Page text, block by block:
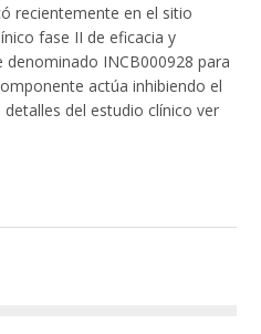
recientemente en el sitio
fase II de eficacia y
INCB000928 para
actúa inhibiendo el
del estudio clínico ver